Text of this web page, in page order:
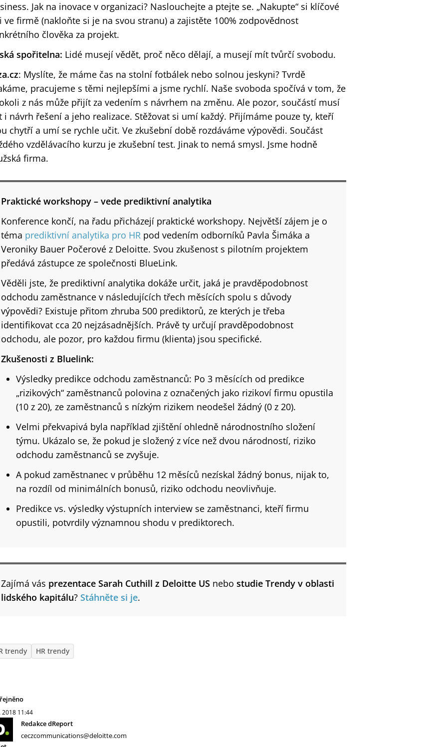
Jak na inovace v organizaci? Naslouchejte a ptejte se. „Nakupte“ si klíčové
ve firmě (nakloňte si je na svou stranu) a zajistěte 100% zodpovědnost
člověka za projekt.
spořitelna: Lidé musejí vědět, proč něco dělají, a musejí mít tvůrčí svobodu.
: Myslíte, že máme čas na stolní fotbálek nebo solnou jeskyni? Tvrdě
pracujeme s těmi nejlepšími a jsme rychlí. Naše svoboda spočívá v tom, že
z nás může přijít za vedením s návrhem na změnu. Ale pozor, součástí musí
i návrh řešení a jeho realizace. Stěžovat si umí každý. Přijímáme pouze ty, kteří
chytří a umí se rychle učit. Ve zkušební době rozdáváme výpovědi. Součást
vzdělávacího kurzu je zkušební test. Jinak to nemá smysl. Jsme hodně
firma.
Praktické workshopy – vede prediktivní analytika
Konference končí, na řadu přicházejí praktické workshopy. Největší zájem je o
téma prediktivní analytika pro HR pod vedením odborníků Pavla Šimáka a
Veroniky Bauer Počerové z Deloitte. Svou zkušenost s pilotním projektem
předává zástupce ze společnosti BlueLink.
Věděli jste, že prediktivní analytika dokáže určit, jaká je pravděpodobnost
odchodu zaměstnance v následujících třech měsících spolu s důvody
výpovědi? Existuje přitom zhruba 500 prediktorů, ze kterých je třeba
identifikovat cca 20 nejzásadnějších. Právě ty určují pravděpodobnost
odchodu, ale pozor, pro každou firmu (klienta) jsou specifické.
Zkušenosti z Bluelink:
Výsledky predikce odchodu zaměstnanců: Po 3 měsících od predikce
„rizikových“ zaměstnanců polovina z označených jako rizikoví firmu opustila
(10 z 20), ze zaměstnanců s nízkým rizikem neodešel žádný (0 z 20).
Velmi překvapivá byla například zjištění ohledně národnostního složení
týmu. Ukázalo se, že pokud je složený z více než dvou národností, riziko
odchodu zaměstnanců se zvyšuje.
A pokud zaměstnanec v průběhu 12 měsíců nezískal žádný bonus, nijak to,
na rozdíl od minimálních bonusů, riziko odchodu neovlivňuje.
Predikce vs. výsledky výstupních interview se zaměstnanci, kteří firmu
opustili, potvrdily významnou shodu v prediktorech.
Zajímá vás prezentace Sarah Cuthill z Deloitte US nebo studie Trendy v oblasti
lidského kapitálu? Stáhněte si je.
trendy HR trendy
2018 11:44
Redakce dReport
ceczcommunications@deloitte.com